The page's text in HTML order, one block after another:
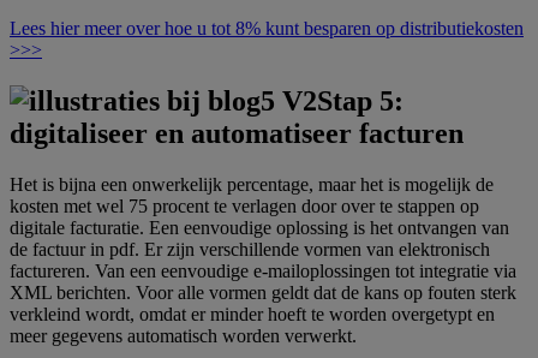
Lees hier meer over hoe u tot 8% kunt besparen op distributiekosten
>>>
Stap 5:
digitaliseer en automatiseer facturen
Het is bijna een onwerkelijk percentage, maar het is mogelijk de
kosten met wel 75 procent te verlagen door over te stappen op
digitale facturatie. Een eenvoudige oplossing is het ontvangen van
de factuur in pdf. Er zijn verschillende vormen van elektronisch
factureren. Van een eenvoudige e-mailoplossingen tot integratie via
XML berichten. Voor alle vormen geldt dat de kans op fouten sterk
verkleind wordt, omdat er minder hoeft te worden overgetypt en
meer gegevens automatisch worden verwerkt.